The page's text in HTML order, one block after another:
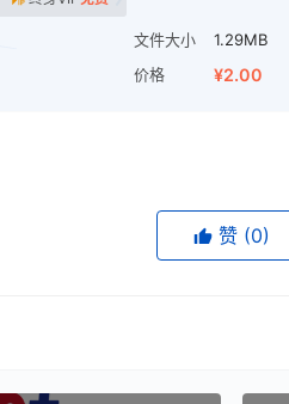
文件大小
1.29MB
价格 ¥2.00
赞 (0)